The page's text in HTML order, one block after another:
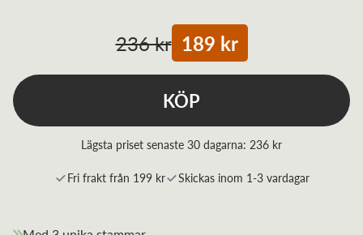
236 kr 189 kr
KÖP
Lägsta priset senaste 30 dagarna: 236 kr
Fri frakt från 199 kr Skickas inom 1-3 vardagar